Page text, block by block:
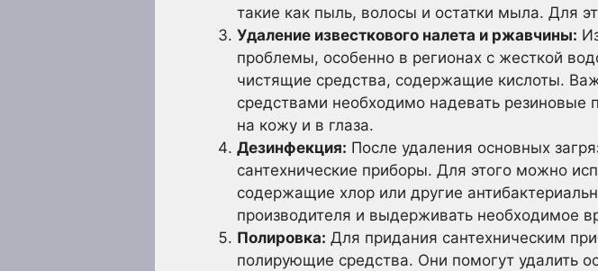
такие как пыль, волосы и остатки мыла. Для
Удаление известкового налета и ржавчины:
проблемы, особенно в регионах с жесткой
чистящие средства, содержащие кислоты.
средствами необходимо надевать резиновые
на кожу и в глаза.
Дезинфекция: После удаления основных
сантехнические приборы. Для этого можно
содержащие хлор или другие
производителя и выдерживать необходимое
Полировка: Для придания сантехническим
полирующие средства. Они помогут удалить